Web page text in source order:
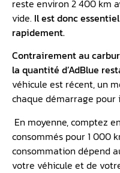
reste environ 2 400 km
vide. Il est donc
rapidement.
Contrairement au
la quantité d’AdBlue
véhicule est récent, un
chaque démarrage pour
En moyenne, comptez
consommés pour 1 000
consommation dépend
votre véhicule et de